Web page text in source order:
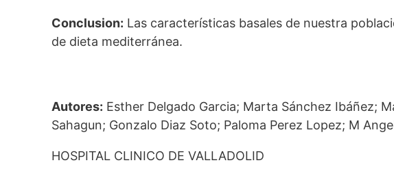
Conclusion: Las características basales de nuestra
de dieta mediterránea.
Autores: Esther Delgado Garcia; Marta Sánchez Ibáñez;
Sahagun; Gonzalo Diaz Soto; Paloma Perez Lopez; M
HOSPITAL CLINICO DE VALLADOLID